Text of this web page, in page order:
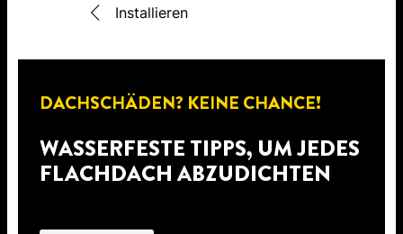
Installieren
DACHSCHÄDEN? KEINE CHANCE!
WASSERFESTE TIPPS, UM JEDES
FLACHDACH ABZUDICHTEN